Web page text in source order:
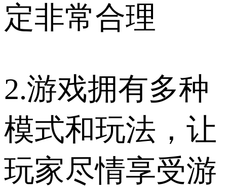
定非常合理
2.游戏拥有多种
模式和玩法，让
玩家尽情享受游